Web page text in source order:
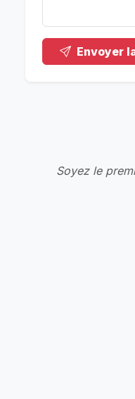
Envoyer
Soyez le